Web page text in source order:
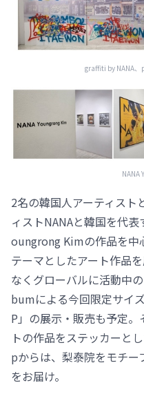
graffiti by NANA
NANA
2名の韓国人アーティスト
ィストNANAと韓国を代表
oungrong Kimの作品を中
テーマとしたアート作品
なくグローバルに活動中
bumによる今回限定サイ
P」の展示・販売も予定
トの作品をステッカーと
pからは、梨泰院をモチー
をお届け。